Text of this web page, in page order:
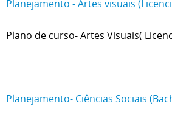
Planejamento - Artes visuais
Plano de curso- Artes Visuais(
Planejamento- Ciências Sociais